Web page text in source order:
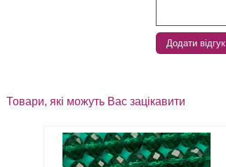
Додати відгук
Товари, які можуть Вас зацікавити